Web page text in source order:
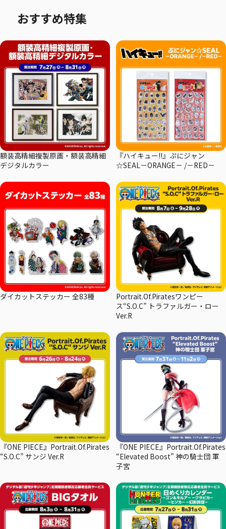
おすすめ特集
額装高精細複製原画・額装高精細
デジタルカラー
『ハイキュー!!』ぷにジャン
☆SEAL－ORANGE－ /－RED－
ダイカットステッカー 全83種
Portrait.Of.Piratesワンピー
ス“S.O.C” トラファルガー・ロー
Ver.R
『ONE PIECE』Portrait.Of.Pirates
“S.O.C” サンジ Ver.R
『ONE PIECE』Portrait.Of.Pirates
“Elevated Boost” 神の騎士団 軍
子宮